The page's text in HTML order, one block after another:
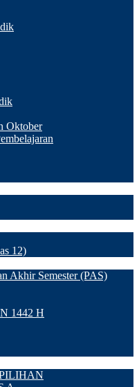
Oktober
12)
Akhir Semester (PAS)
1442 H